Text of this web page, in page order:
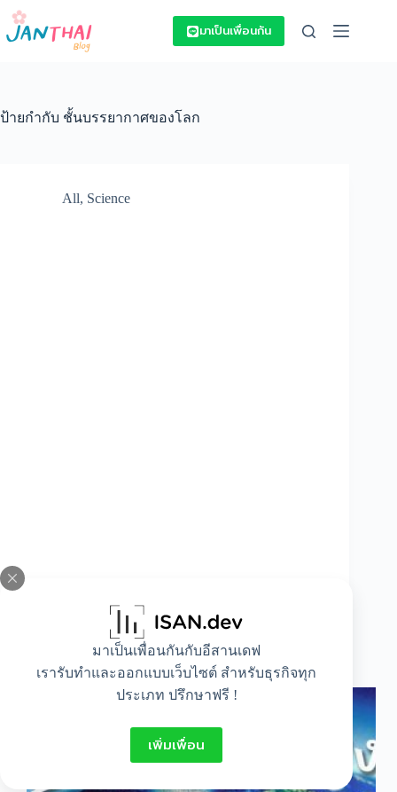
Skip
content
มาเป็นเพื่อนกันกับอีสานเดฟ
เรารับทำและออกแบบเว็บไซต์ สำหรับธุรกิจทุก
ประเภท ปรึกษาฟรี !
เพิ่มเพื่อน
มาเป็นเพื่อนกัน
ป้ายกำกับ ชั้นบรรยากาศของโลก
All, Science
บรรยากาศของโลก น่าทึ่งมากๆ